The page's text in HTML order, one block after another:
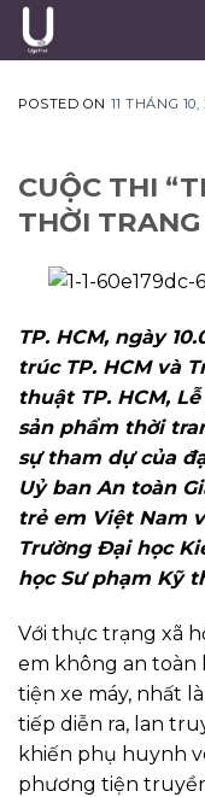
Skip
POSTED ON 11 THÁNG
CUỘC THI
THỜI
TP. HCM, ngày
trúc TP. HCM và
thuật TP. HCM,
sản phẩm thời
sự tham dự của
Uỷ ban An toàn
trẻ em Việt Nam
Trường Đại học
học Sư phạm Kỹ
Với thực trạng xã
em không an toàn
tiện xe máy, nhất
tiếp diễn ra, lan
khiến phụ huynh
phương tiện